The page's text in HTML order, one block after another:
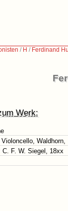
/ H / Ferdinand
Werk:
Waldhorn,
C. F. W. Siegel, 18xx